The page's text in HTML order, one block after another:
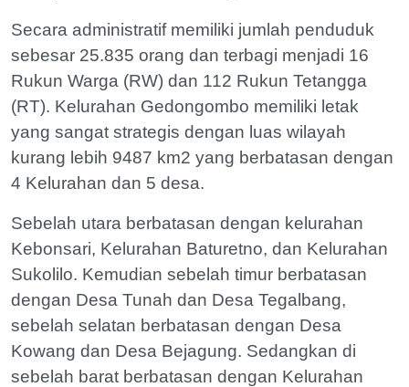
Secara administratif memiliki jumlah penduduk
sebesar 25.835 orang dan terbagi menjadi 16
Rukun Warga (RW) dan 112 Rukun Tetangga
(RT). Kelurahan Gedongombo memiliki letak
yang sangat strategis dengan luas wilayah
kurang lebih 9487 km2 yang berbatasan dengan
4 Kelurahan dan 5 desa.
Sebelah utara berbatasan dengan kelurahan
Kebonsari, Kelurahan Baturetno, dan Kelurahan
Sukolilo. Kemudian sebelah timur berbatasan
dengan Desa Tunah dan Desa Tegalbang,
sebelah selatan berbatasan dengan Desa
Kowang dan Desa Bejagung. Sedangkan di
sebelah barat berbatasan dengan Kelurahan